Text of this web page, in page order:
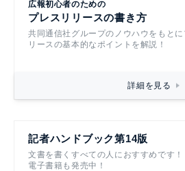
広報初心者のための
プレスリリースの書き方
共同通信社グループのノウハウをもとに
リースの基本的なポイントを解説！
詳細を見る
記者ハンドブック第14版
文書を書くすべての人におすすめです！
電子書籍も発売中！